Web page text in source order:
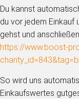
Du kannst
du vor jedem Einkauf
gehst und
https://www.boost-
So wird uns
Einkaufswertes